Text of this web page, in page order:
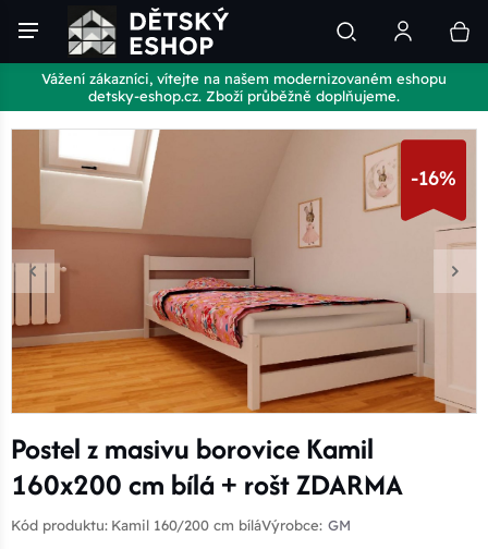
Vážení zákazníci, vítejte na našem modernizovaném eshopu
detsky-eshop.cz. Zboží průběžně doplňujeme.
-16%
Postel z masivu borovice Kamil
160x200 cm bílá + rošt ZDARMA
Kód produktu: Kamil 160/200 cm bíláVýrobce: GM